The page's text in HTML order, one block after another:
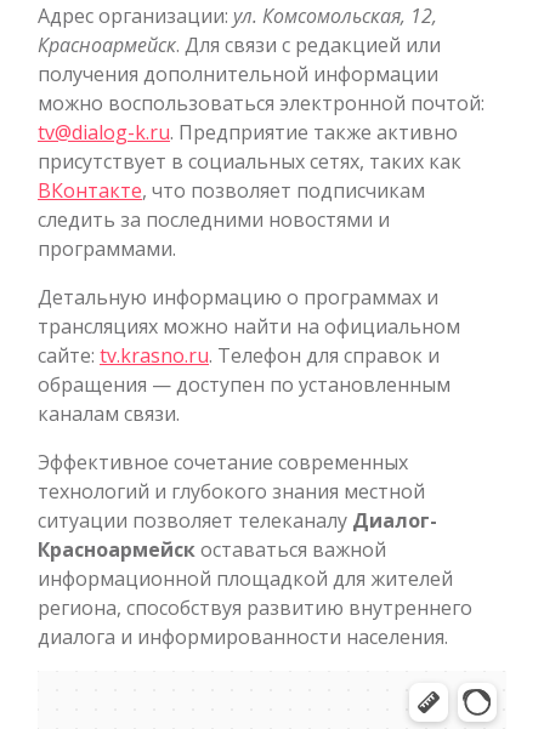
Адрес организации: ул. Комсомольская, 12,
Красноармейск. Для связи с редакцией или
получения дополнительной информации
можно воспользоваться электронной почтой:
tv@dialog-k.ru. Предприятие также активно
присутствует в социальных сетях, таких как
ВКонтакте, что позволяет подписчикам
следить за последними новостями и
программами.
Детальную информацию о программах и
трансляциях можно найти на официальном
сайте: tv.krasno.ru. Телефон для справок и
обращения — доступен по установленным
каналам связи.
Эффективное сочетание современных
технологий и глубокого знания местной
ситуации позволяет телеканалу Диалог-
Красноармейскоставаться важной
информационной площадкой для жителей
региона, способствуя развитию внутреннего
диалога и информированности населения.